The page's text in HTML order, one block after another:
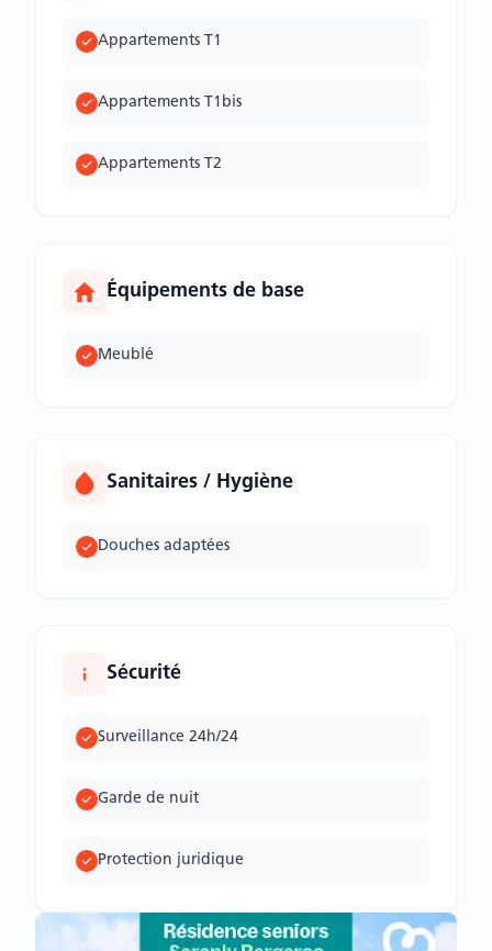
Appartements T1
Appartements T1bis
Appartements T2
Équipements de base
Meublé
Sanitaires / Hygiène
Douches adaptées
Sécurité
Surveillance 24h/24
Garde de nuit
Protection juridique